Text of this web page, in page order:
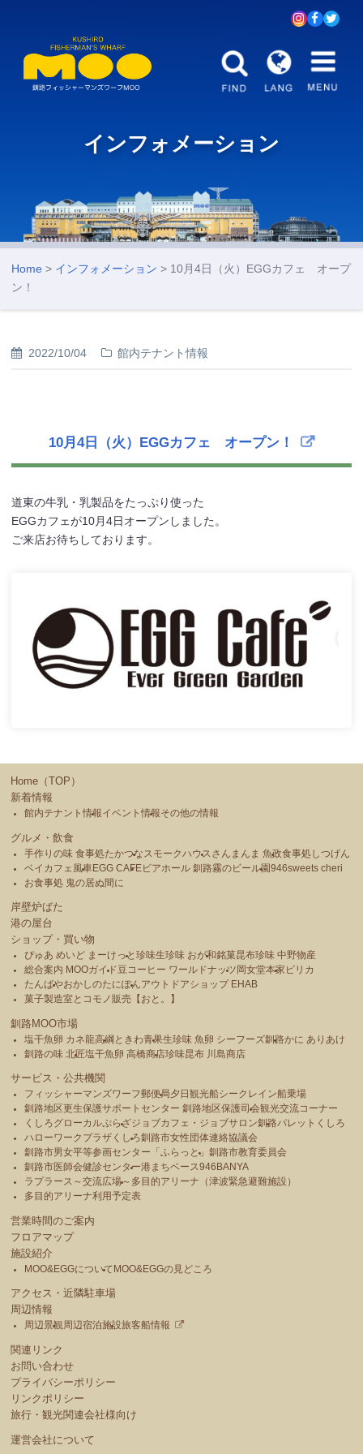
インフォメーション
Home > インフォメーション > 10月4日（火）EGGカフェ オープ
ン！
2022/10/04 館内テナント情報
10月4日（火）EGGカフェ オープン！
道東の牛乳・乳製品をたっぷり使った
EGGカフェが10月4日オープンしました。
ご来店お待ちしております。
Home（TOP）
新着情報
館内テナント情報イベント情報その他の情報
グルメ・飲食
手作りの味 食事処たかつな スモークハウス さんまんま 魚政食事処しつげん
ベイカフェ風車EGG CAFEビアホール 釧路霧のビール園946sweets cheri
お食事処 鬼の居ぬ間に
岸壁炉ばた
港の屋台
ショップ・買い物
ぴゅあ めいど まーけっと珍味生珍味 おが和銘菓昆布珍味 中野物産
総合案内 MOOガイド 豆コーヒー ワールドナッツ 岡女堂本家 ピリカ
たんばやおかしのたにぽんアウトドアショップ EHAB
菓子製造室とコモノ販売【おと。】
釧路MOO市場
塩干魚卵 カネ龍高綱 ときわ青果生珍味 魚卵 シーフーズ釧路かに ありあけ
釧路の味 北匠塩干魚卵 高橋商店珍味昆布 川島商店
サービス・公共機関
フィッシャーマンズワーフ郵便局夕日観光船シークレイン船乗場
釧路地区更生保護サポートセンター 釧路地区保護司会観光交流コーナー
くしろグローカルぷらざジョブカフェ・ジョブサロン釧路パレットくしろ
ハローワークプラザくしろ釧路市女性団体連絡協議会
釧路市男女平等参画センター「ふらっと」釧路市教育委員会
釧路市医師会健診センター港まちベース946BANYA
ラプラース～交流広場～ 多目的アリーナ（津波緊急避難施設）
多目的アリーナ利用予定表
営業時間のご案内
フロアマップ
施設紹介
MOO&EGGについて MOO&EGGの見どころ
アクセス・近隣駐車場
周辺情報
周辺景観周辺宿泊施設旅客船情報
関連リンク
お問い合わせ
プライバシーポリシー
リンクポリシー
旅行・観光関連会社様向け
運営会社について